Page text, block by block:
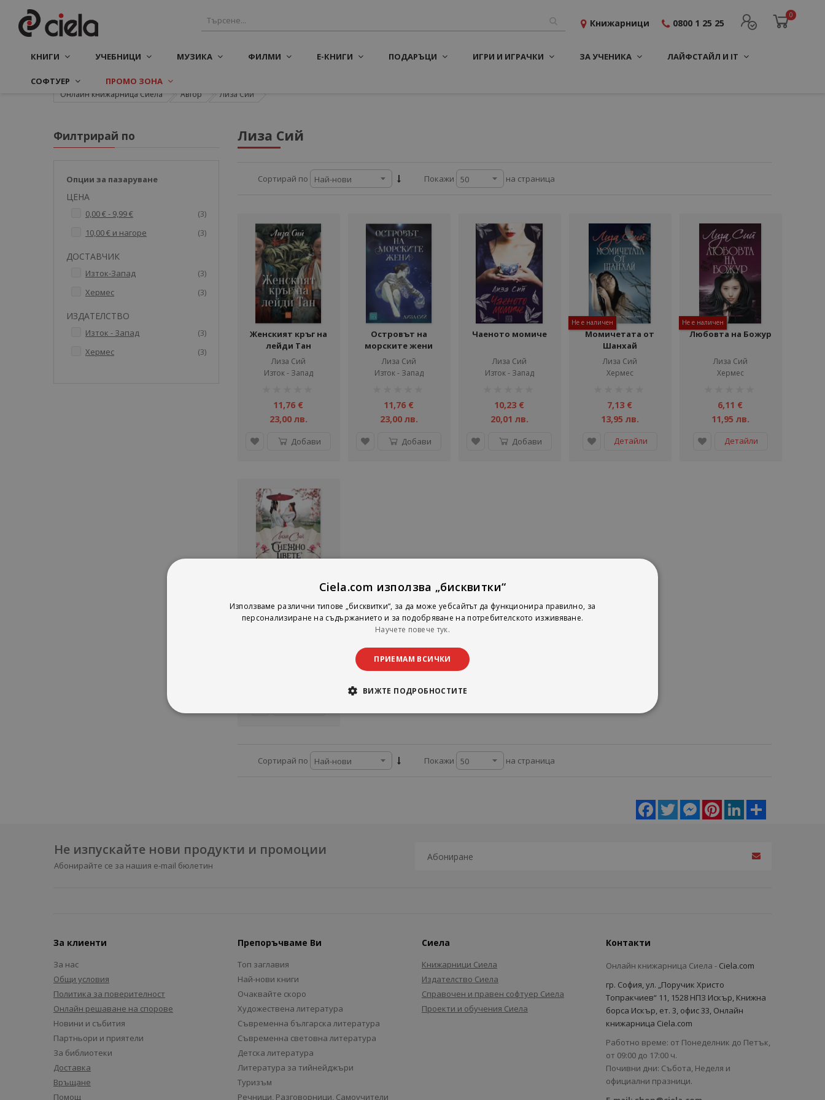
0
Книжарници 0800 1 25 25
КНИГИ УЧЕБНИЦИ МУЗИКА ФИЛМИ Е-КНИГИ ПОДАРЪЦИ ИГРИ И ИГРАЧКИ ЗА УЧЕНИКА ЛАЙФСТАЙЛ И IT
СОФТУЕР ПРОМО ЗОНА
Онлайн книжарница Сиела Автор Лиза Сий
Лиза Сий
Сортирай по Покажи на страница
Женският кръг на
лейди Тан
Лиза Сий
Изток - Запад
11,76 €
23,00 лв.
Добави
Островът на
морските жени
Лиза Сий
Изток - Запад
11,76 €
23,00 лв.
Добави
Чаеното момиче
Лиза Сий
Изток - Запад
10,23 €
20,01 лв.
Добави
Не е наличен
Момичетата от
Шанхай
Лиза Сий
Хермес
7,13 €
13,95 лв.
Детайли
Не е наличен
Любовта на Божур
Лиза Сий
Хермес
6,11 €
11,95 лв.
Детайли
тайното ветрило
Сортирай по Покажи на страница
Facebook
Twitter MessengerPinterestLinkedIn
Филтрирай по
Опции за пазаруване
ЦЕНА
0,00 €- 9,99 € 3артикули
10,00 € и нагоре 3артикули
ДОСТАВЧИК
Изток-Запад 3артикули
Хермес
3артикули
ИЗДАТЕЛСТВО
Изток - Запад 3артикули
Хермес
3артикули
Не изпускайте нови продукти и промоции
Абонирайте се за нашия e-mail бюлетин
За клиенти
За нас
Общи условия
Политика за поверителност
Онлайн решаване на спорове
Новини и събития
Партньори и приятели
За библиотеки
Доставка
Връщане
Помощ
Препоръчваме Ви
Топ заглавия
Най-нови книги
Очаквайте скоро
Художествена литература
Съвременна българска литература
Съвременна световна литература
Детска литература
Литература за тийнейджъри
Туризъм
Речници, Разговорници, Самоучители
Сиела
Книжарници Сиела
Издателство Сиела
Справочен и правен софтуер Сиела
Проекти и обучения Сиела
Контакти
Онлайн книжарница Сиела - Ciela.com
гр. София, ул. „Поручик Христо
Топракчиев“ 11, 1528 НПЗ Искър, Книжна
борса Искър, ет. 3, офис 33, Онлайн
книжарница Ciela.com
Работно време: от Понеделник до Петък,
от 09:00 до 17:00 ч.
Почивни дни: Събота, Неделя и
официални празници.
Ciela.com използва „бисквитки“
Използваме различни типове „бисквитки“, за да може уебсайтът да функционира правилно, за
персонализиране на съдържанието и за подобряване на потребителското изживяване.
Научете повече тук.
ПРИЕМАМ ВСИЧКИ
ВИЖТЕ ПОДРОБНОСТИТЕ